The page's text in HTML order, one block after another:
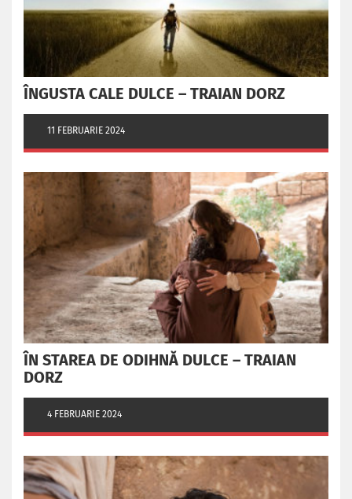
ÎNGUSTA CALE DULCE – TRAIAN DORZ
11 FEBRUARIE 2024
ÎN STAREA DE ODIHNĂ DULCE – TRAIAN
DORZ
4 FEBRUARIE 2024